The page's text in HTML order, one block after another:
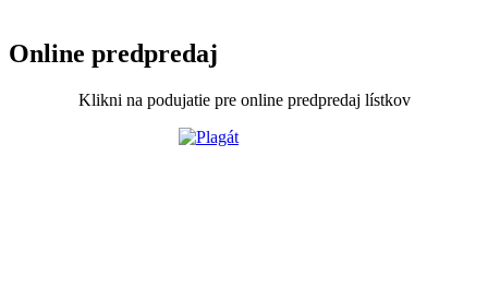
Online predpredaj
Klikni na podujatie pre online predpredaj lístkov